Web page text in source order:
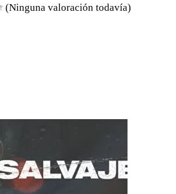
(Ninguna valoración todavía)